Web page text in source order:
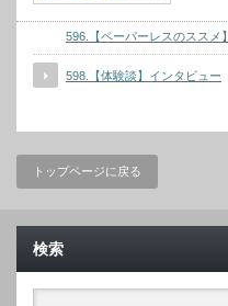
596.【ペーパーレスのススメ】
598.【体験談】インタビュー
トップページに戻る
検索